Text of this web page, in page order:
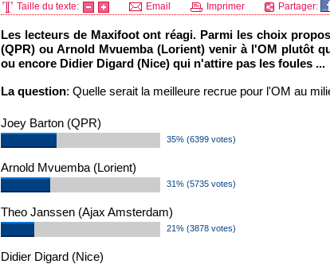
Taille du texte: Email Imprimer Partager:
Les lecteurs de Maxifoot ont réagi. Parmi les choix
(QPR) ou Arnold Mvuemba (Lorient) venir à l'OM plutôt
ou encore Didier Digard (Nice) qui n'attire pas les foules ...
La question: Quelle serait la meilleure recrue pour l'OM au
Joey Barton (QPR)
35% (6399 votes)
Arnold Mvuemba (Lorient)
31% (5735 votes)
Theo Janssen (Ajax Amsterdam)
21% (3878 votes)
Didier Digard (Nice)